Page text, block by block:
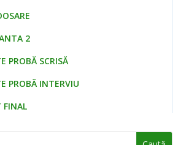
2
PROBĂ SCRISĂ
PROBĂ INTERVIU
FINAL